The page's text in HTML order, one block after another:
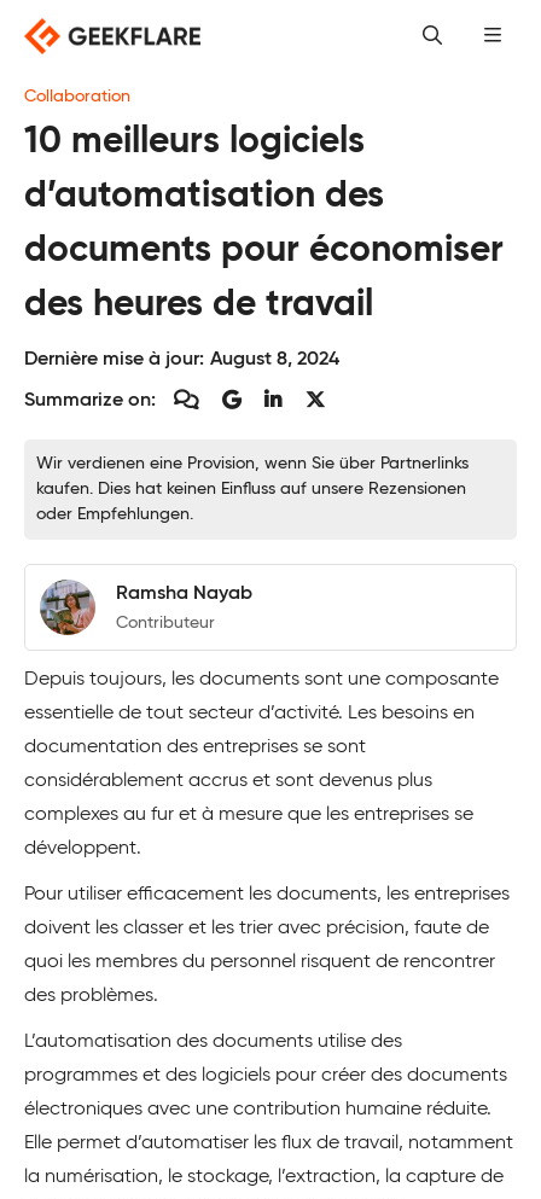
Skip
content
Collaboration
10 meilleurs logiciels
d’automatisation des
documents pour économiser
des heures de travail
Dernière mise à jour: August 8, 2024
Summarize on:
Wir verdienen eine Provision, wenn Sie über Partnerlinks
kaufen. Dies hat keinen Einfluss auf unsere Rezensionen
oder Empfehlungen.
Ramsha Nayab
Contributeur
Depuis toujours, les documents sont une composante
essentielle de tout secteur d’activité. Les besoins en
documentation des entreprises se sont
considérablement accrus et sont devenus plus
complexes au fur et à mesure que les entreprises se
développent.
Pour utiliser efficacement les documents, les entreprises
doivent les classer et les trier avec précision, faute de
quoi les membres du personnel risquent de rencontrer
des problèmes.
L’automatisation des documents utilise des
programmes et des logiciels pour créer des documents
électroniques avec une contribution humaine réduite.
Elle permet d’automatiser les flux de travail, notamment
la numérisation, le stockage, l’extraction, la capture de